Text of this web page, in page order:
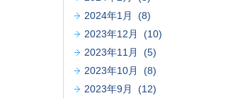
2024年1月 (8)
2023年12月 (10)
2023年11月 (5)
2023年10月 (8)
2023年9月 (12)